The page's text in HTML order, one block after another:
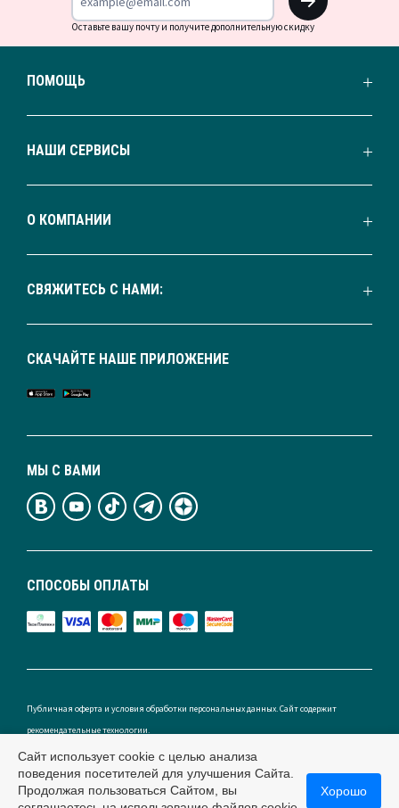
Оставьте вашу почту и получите дополнительную скидку
ПОМОЩЬ
НАШИ СЕРВИСЫ
О КОМПАНИИ
СВЯЖИТЕСЬ С НАМИ:
СПОСОБЫ ОПЛАТЫ
МЫ С ВАМИ
СКАЧАЙТЕ НАШЕ ПРИЛОЖЕНИЕ
Публичная оферта и условия обработки персональных данных. Сайт содержит
рекомендательные технологии.
Сайт использует cookie с целью анализа
поведения посетителей для улучшения Сайта.
Продолжая пользоваться Сайтом, вы
Хорошо